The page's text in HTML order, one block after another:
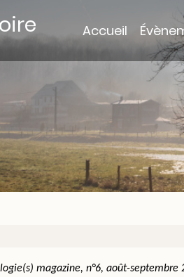
Main
Accueil
magazine, n°6, août-septembre